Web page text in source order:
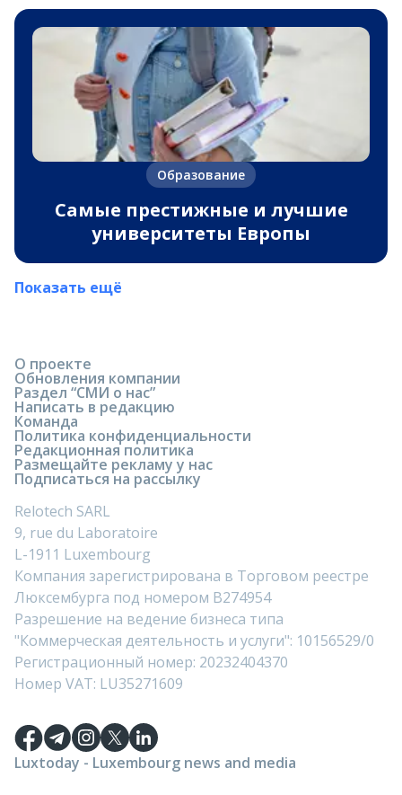
Образование
Самые престижные и лучшие
университеты Европы
Показать ещё
О проекте
Обновления компании
Раздел “СМИ о нас”
Написать в редакцию
Команда
Политика конфиденциальности
Редакционная политика
Размещайте рекламу у нас
Подписаться на рассылку
Relotech SARL
9, rue du Laboratoire
L-1911 Luxembourg
Компания зарегистрирована в Торговом реестре
Люксембурга под номером B274954
Разрешение на ведение бизнеса типа
"Коммерческая деятельность и услуги": 10156529/0
Регистрационный номер: 20232404370
Номер VAT: LU35271609
Luxtoday - Luxembourg news and media